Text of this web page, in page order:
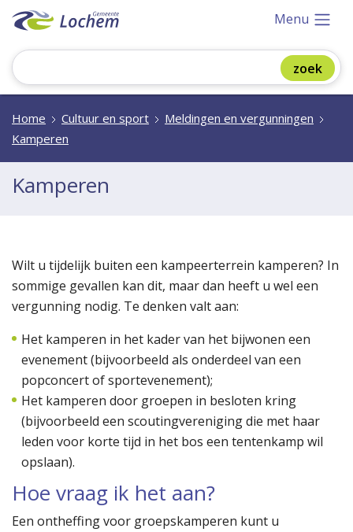
Menu
Home Cultuur en sport
Meldingen en vergunningen
Kamperen
Kamperen
Wilt u tijdelijk buiten een kampeerterrein kamperen? In
sommige gevallen kan dit, maar dan heeft u wel een
vergunning nodig. Te denken valt aan:
Het kamperen in het kader van het bijwonen een
evenement (bijvoorbeeld als onderdeel van een
popconcert of sportevenement);
Het kamperen door groepen in besloten kring
(bijvoorbeeld een scoutingvereniging die met haar
leden voor korte tijd in het bos een tentenkamp wil
opslaan).
Hoe vraag ik het aan?
Een ontheffing voor groepskamperen kunt u